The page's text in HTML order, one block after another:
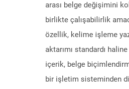
arası belge değişimini
birlikte çalışabilirlik
özellik, kelime işleme
aktarımı standardı
içerik, belge
bir işletim sisteminden